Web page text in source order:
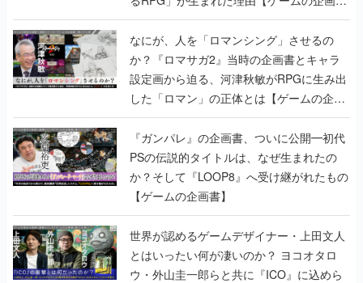
書】
なにが、人を「ロマンシング」させるの
か？『ロマサガ2』当時の企画書とキャラ
設定画から迫る、河津秋敏がRPGに生み出
した「ロマン」の正体とは【ゲームの企画
書】
『ガンパレ』の企画書、ついに公開━初代
PSの伝説的タイトルは、なぜ生まれたの
か？そして『LOOP8』へ受け継がれたもの
【ゲームの企画書】
世界が認めるゲームデザイナー・上田文人
とはいったい何が凄いのか？ ヨコオタロ
ウ・外山圭一郎らと共に『ICO』に込めら